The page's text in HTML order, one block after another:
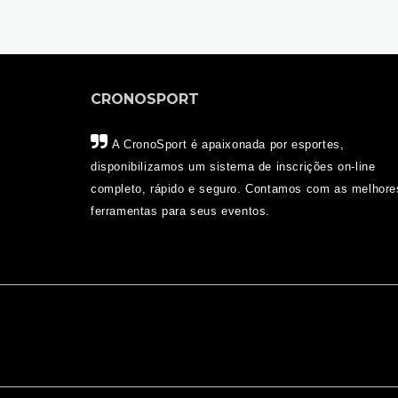
CRONOSPORT
A CronoSport é apaixonada por esportes,
disponibilizamos um sistema de inscrições on-line
completo, rápido e seguro. Contamos com as
ferramentas para seus eventos.